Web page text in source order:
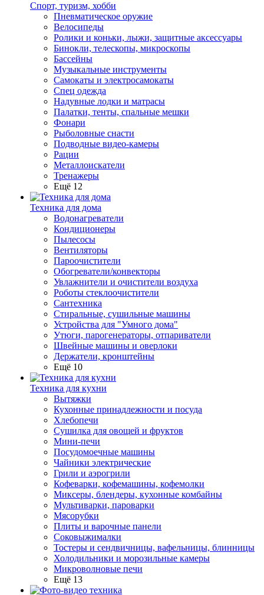
Спорт, туризм, хобби
Пневматическое оружие
Велосипеды
Ролики и коньки, лыжи, защитные аксессуары
Бинокли, телескопы, микроскопы
Бассейны
Музыкальные инструменты
Самокаты и электросамокаты
Спец одежда
Надувные лодки и матрасы
Палатки, тенты, спальные мешки
Фонари
Рыболовные снасти
Подводные видео-камеры
Рации
Металлоискатели
Тренажеры
Ещё 12
Техника для дома
Водонагреватели
Кондиционеры
Пылесосы
Вентиляторы
Пароочистители
Обогреватели/конвекторы
Увлажнители и очистители воздуха
Роботы стеклоочистители
Сантехника
Стиральные, сушильные машины
Устройства для "Умного дома"
Утюги, парогенераторы, отпариватели
Швейные машины и оверлоки
Держатели, кронштейны
Ещё 10
Техника для кухни
Вытяжки
Кухонные принадлежности и посуда
Хлебопечи
Сушилка для овощей и фруктов
Мини-печи
Посудомоечные машины
Чайники электрические
Грили и аэрогрили
Кофеварки, кофемашины, кофемолки
Миксеры, блендеры, кухонные комбайны
Мультиварки, пароварки
Мясорубки
Плиты и варочные панели
Соковыжималки
Тостеры и сендвичницы, вафельницы, блинницы
Холодильники и морозильные камеры
Микроволновые печи
Ещё 13